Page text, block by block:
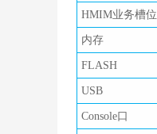
HMIM业务槽位
内存
FLASH
USB
Console口